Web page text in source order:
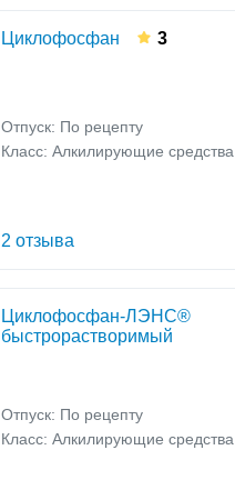
Циклофосфан 3
Отпуск: По рецепту
Класс: Алкилирующие средства
2 отзыва
Циклофосфан-ЛЭНС®
быстрорастворимый
Отпуск: По рецепту
Класс: Алкилирующие средства